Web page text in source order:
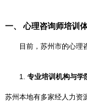
一、 心理咨询师培训
目前，苏州市的心理
1. 专业培训机构与学
苏州本地有多家经人力资